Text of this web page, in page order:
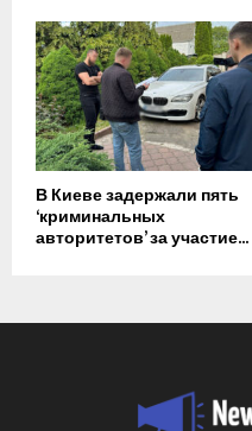
В Киеве задержали пять
‘криминальных
авторитетов’ за участие...